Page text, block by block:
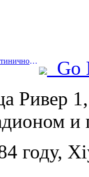
Prev:Следующее поле битвы гостиничной индустрии — это гены экологичной мебели.
Go
Ривер
и
году,